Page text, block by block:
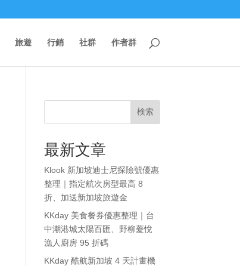
旅遊 行銷 社群 作者群
検索
最新文章
Klook 新加坡迪士尼探險號優惠
整理｜指定航次房型最高 8
折、加送新加坡旅遊金
KKday 美食餐券優惠整理｜台
中潮港城太陽百匯、野柳薆悅
漁人廚房 95 折碼
KKday 酷航新加坡 4 天計畫機